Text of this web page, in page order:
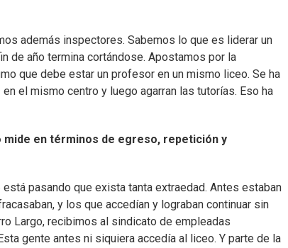
además inspectores. Sabemos lo que es liderar un
de año termina cortándose. Apostamos por la
que debe estar un profesor en un mismo liceo. Se ha
el mismo centro y luego agarran las tutorías. Eso ha
en términos de egreso, repetición y
pasando que exista tanta extraedad. Antes estaban
y los que accedían y lograban continuar sin
Largo, recibimos al sindicato de empleadas
gente antes ni siquiera accedía al liceo. Y parte de la